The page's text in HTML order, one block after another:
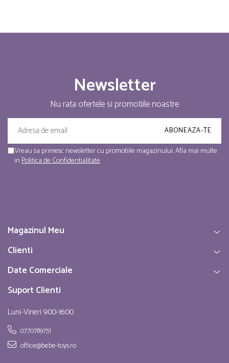
Newsletter
Nu rata ofertele si promotiile noastre
Vreau sa primesc newsletter cu promotiile magazinului. Afla mai multe
inPolitica de Confidentialitate
Magazinul Meu
Clienti
Date Comerciale
Suport Clienti
Luni-Vineri 9:00-16:00
0770789751
office@bebe-toys.ro